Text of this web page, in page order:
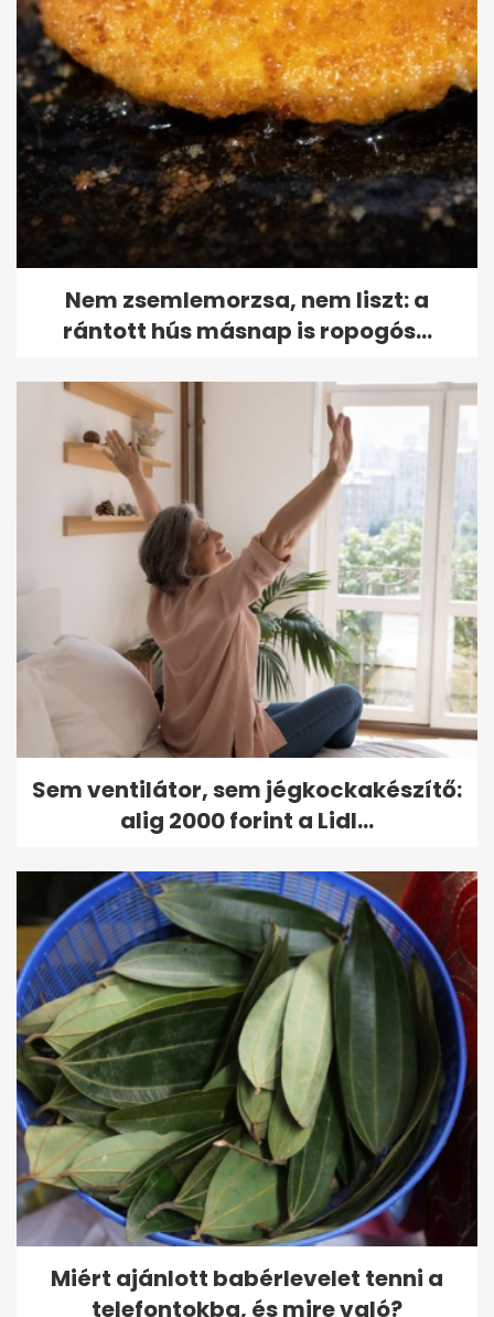
Nem zsemlemorzsa, nem liszt: a
rántott hús másnap is ropogós...
Sem ventilátor, sem jégkockakészítő:
alig 2000 forint a Lidl...
Miért ajánlott babérlevelet tenni a
telefontokba, és mire való?